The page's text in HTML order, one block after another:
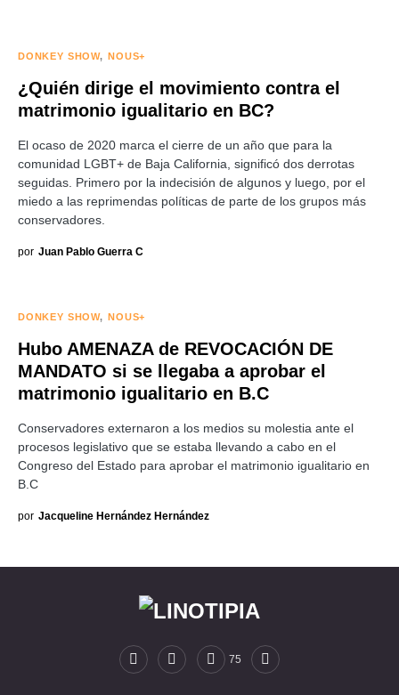
DONKEY SHOW NOUS+
¿Quién dirige el movimiento contra el
matrimonio igualitario en BC?
El ocaso de 2020 marca el cierre de un año que para la
comunidad LGBT+ de Baja California, significó dos derrotas
seguidas. Primero por la indecisión de algunos y luego, por el
miedo a las reprimendas políticas de parte de los grupos más
conservadores.
por Juan Pablo Guerra C
DONKEY SHOW NOUS+
Hubo AMENAZA de REVOCACIÓN DE
MANDATO si se llegaba a aprobar el
matrimonio igualitario en B.C
Conservadores externaron a los medios su molestia ante el
procesos legislativo que se estaba llevando a cabo en el
Congreso del Estado para aprobar el matrimonio igualitario en
B.C
por Jacqueline Hernández Hernández
75